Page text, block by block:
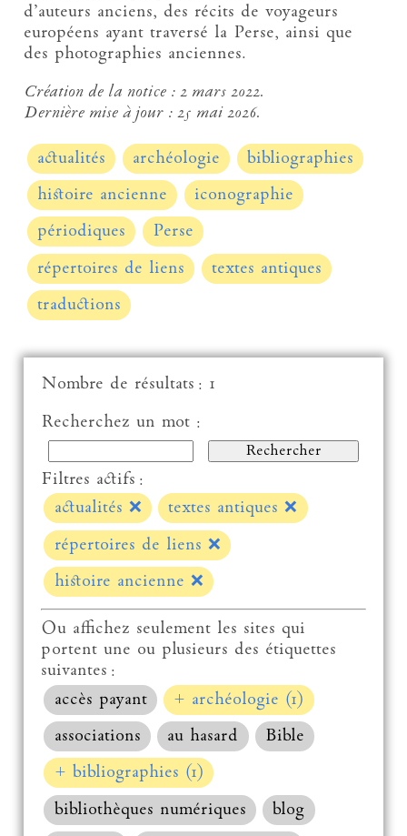
d’auteurs anciens, des récits de voyageurs
européens ayant traversé la Perse, ainsi que
des photographies anciennes.
Création de la notice :2 mars 2022.
Dernière mise à jour :25 mai 2026.
actualités archéologie
bibliographies
histoire ancienne
iconographie
périodiques
Perse
répertoires de liens
textes antiques
traductions
Nombre de résultats : 1
Recherchez un mot :
Filtres actifs :
actualités ❌ textes antiques❌
répertoires de liens ❌
histoire ancienne ❌
Ou affichez seulement les sites qui
portent une ou plusieurs des étiquettes
suivantes :
accès payant
+ archéologie (1)
associations
au hasard
Bible
+ bibliographies (1)
bibliothèques numériques
blog